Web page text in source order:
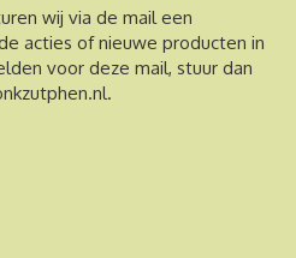
wij via de mail een
acties of nieuwe producten in
voor deze mail, stuur dan
.